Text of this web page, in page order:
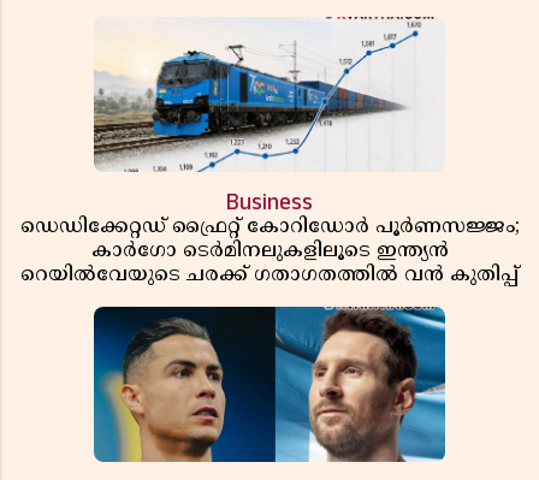
Business
ഡെഡിക്കേറ്റഡ് ഫ്രൈറ്റ് കോറിഡോർ പൂർണസജ്ജം;
കാർഗോ ടെർമിനലുകളിലൂടെ ഇന്ത്യൻ
റെയിൽവേയുടെ ചരക്ക് ഗതാഗതത്തിൽ വൻ കുതിപ്പ്